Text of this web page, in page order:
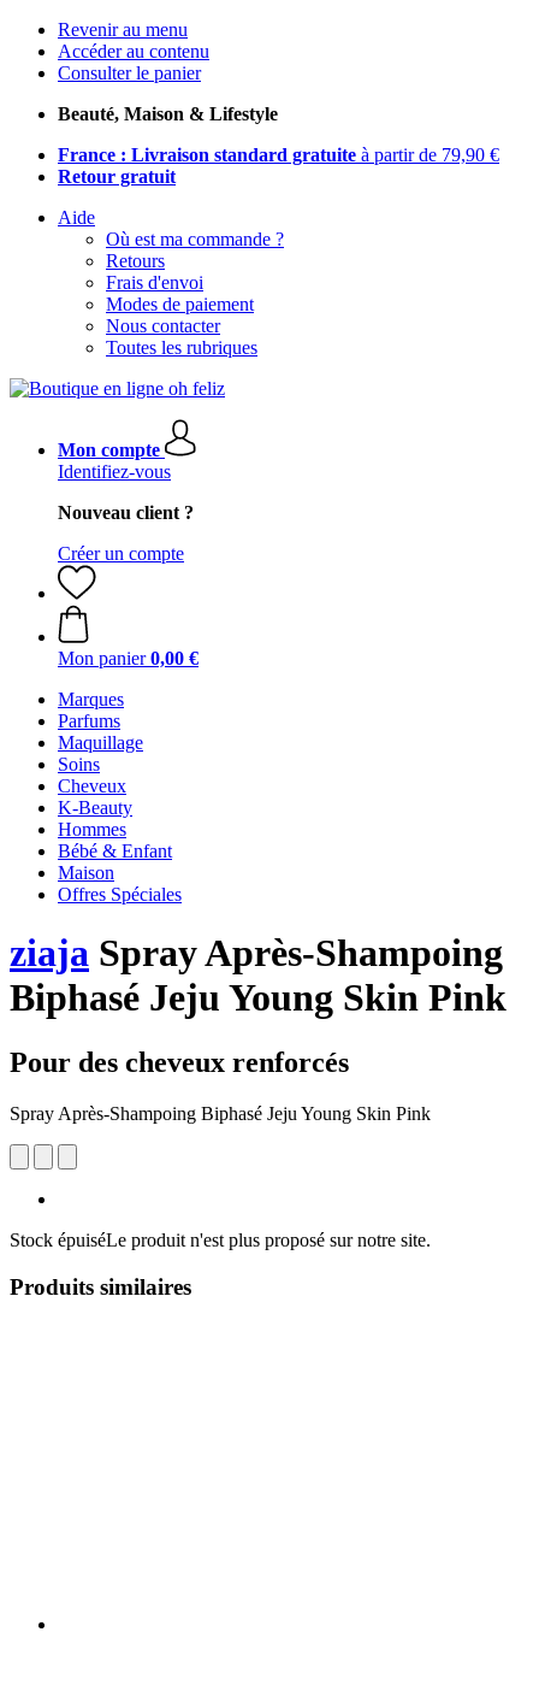
Revenir au menu
Accéder au contenu
Consulter le panier
Beauté, Maison & Lifestyle
France : Livraison standard gratuite à partir de 79,90 €
Retour gratuit
Aide
Où est ma commande ?
Retours
Frais d'envoi
Modes de paiement
Nous contacter
Toutes les rubriques
Mon compte
Identifiez-vous
Nouveau client ?
Créer un compte
Mon panier 0,00 €
Marques
Parfums
Maquillage
Soins
Cheveux
K-Beauty
Hommes
Bébé & Enfant
Maison
Offres Spéciales
ziaja Spray Après-Shampoing
Biphasé Jeju Young Skin Pink
Pour des cheveux renforcés
Spray Après-Shampoing Biphasé Jeju Young Skin Pink
Stock épuiséLe produit n'est plus proposé sur notre site.
Produits similaires